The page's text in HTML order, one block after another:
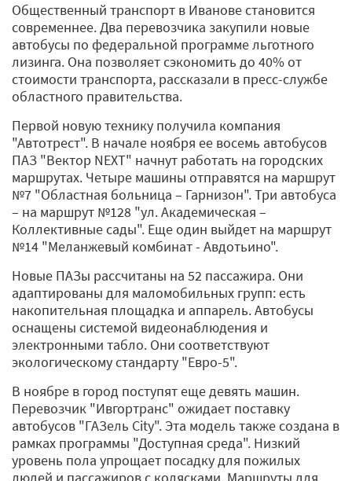
Общественный транспорт в Иванове становится
современнее. Два перевозчика закупили новые
автобусы по федеральной программе льготного
лизинга. Она позволяет сэкономить до 40% от
стоимости транспорта, рассказали в пресс-службе
областного правительства.
Первой новую технику получила компания
"Автотрест". В начале ноября ее восемь автобусов
ПАЗ "Вектор NEXT" начнут работать на городских
маршрутах. Четыре машины отправятся на маршрут
№7 "Областная больница – Гарнизон". Три автобуса
– на маршрут №128 "ул. Академическая –
Коллективные сады". Еще один выйдет на маршрут
№14 "Меланжевый комбинат - Авдотьино".
Новые ПАЗы рассчитаны на 52 пассажира. Они
адаптированы для маломобильных групп: есть
накопительная площадка и аппарель. Автобусы
оснащены системой видеонаблюдения и
электронными табло. Они соответствуют
экологическому стандарту "Евро-5".
В ноябре в город поступят еще девять машин.
Перевозчик "Ивгортранс" ожидает поставку
автобусов "ГАЗель City". Эта модель также создана в
рамках программы "Доступная среда". Низкий
уровень пола упрощает посадку для пожилых